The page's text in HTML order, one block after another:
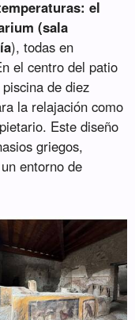
el
(sala
), todas en
el centro del patio
de diez
la relajación como
Este diseño
griegos,
entorno de